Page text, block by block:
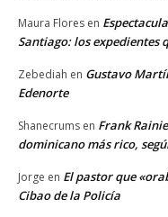
Maura Flores en
Santiago: los expedientes
Zebediah en Gustavo
Edenorte
Shanecrums en Frank
dominicano más rico,
Jorge en El pastor que
Cibao de la Policía